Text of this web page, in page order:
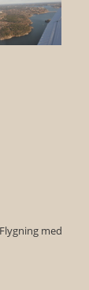
Flygning med